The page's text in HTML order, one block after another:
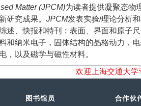
Matter (JPCM)为读者提供凝聚态物
研究成果。 JPCM发表实验/理论分析
述、快报和特刊：表面、界面和原子尺
和纳米电子，固体结构的晶格动力，
，以及磁学与磁性材料。
欢迎上海交通大
图书馆员 合作伙